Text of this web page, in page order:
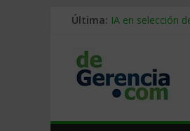
Última: IA en selección
Stablecoins
Despido